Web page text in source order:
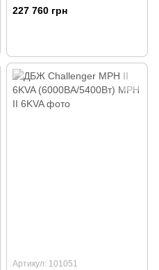
227 760 грн
Артикул: 101051